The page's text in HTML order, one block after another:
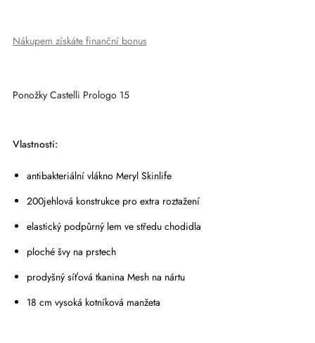
Nákupem získáte finanční bonus
Ponožky Castelli Prologo 15
Vlastnosti:
antibakteriální vlákno Meryl Skinlife
200jehlová konstrukce pro extra roztažení
elastický podpůrný lem ve středu chodidla
ploché švy na prstech
prodyšný síťová tkanina Mesh na nártu
18 cm vysoká kotníková manžeta